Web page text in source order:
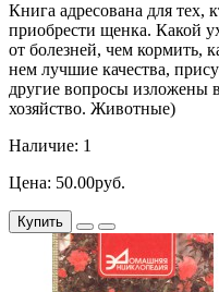
Книга адресована для тех,
приобрести щенка. Какой
от болезней, чем кормить,
нем лучшие качества,
другие вопросы изложены
хозяйство. Животные)
Наличие: 1
Цена: 50.00руб.
Купить